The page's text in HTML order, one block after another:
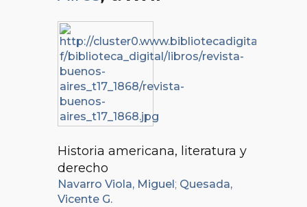
Historia americana, literatura y
derecho
Navarro Viola, Miguel ; Quesada,
Vicente G.